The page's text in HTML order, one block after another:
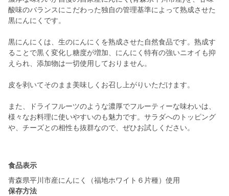
酸味のバランスにこだわった独自の管理基準によって熟成させた
黒にんにくです。
黒にんにくは、生のにんにくを熟成させた自然食品です。熟成す
ることで黒く変化し糖度が増加、にんにく特有の強いニオイも抑
えられ、添加物は一切使用しておりません。
皮を剥いてそのまま美味しくお召し上がりいただけます。
また、ドライフルーツのような濃厚でフルーティーな味わいは、
様々なお料理に使いやすいのも魅力です。サラダへのトッピング
や、チーズとの相性も抜群なので、ぜひお試しください。
食品表示
青森県平川市産にんにく（福地ホワイト６片種）使用
保存方法